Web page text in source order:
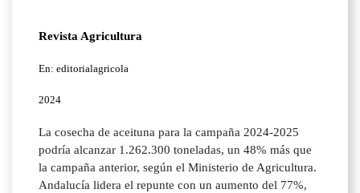
Revista Agricultura
En: editorialagricola
2024
La cosecha de aceituna para la campaña 2024-2025
podría alcanzar 1.262.300 toneladas, un 48% más que
la campaña anterior, según el Ministerio de Agricultura.
Andalucía lidera el repunte con un aumento del 77%,